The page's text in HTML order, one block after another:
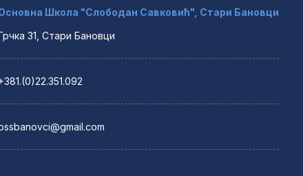
Школа "Слободан Савковић", Стари Бановци
31, Стари Бановци